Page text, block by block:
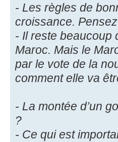
- Les règles de
croissance.
- Il reste beaucoup
Maroc. Mais le
par le vote de la
comment elle va
- La montée d’un
?
- Ce qui est